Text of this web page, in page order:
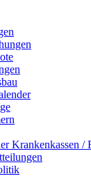
Krankenkassen /